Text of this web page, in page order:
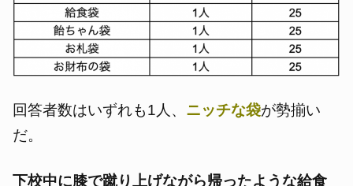
回答者数はいずれも1人、 ニッチな袋が勢揃い
だ。
下校中に膝で蹴り上げながら帰ったような給食